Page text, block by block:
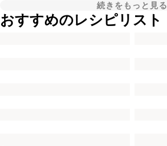
続きをもっと見る
おすすめのレシピリスト